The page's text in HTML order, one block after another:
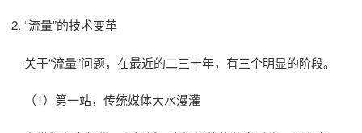
“流量”的技术变革
关于“流量”问题，在最近的二三十年，有三个明显的阶段。
（1）第一站，传统媒体大水漫灌